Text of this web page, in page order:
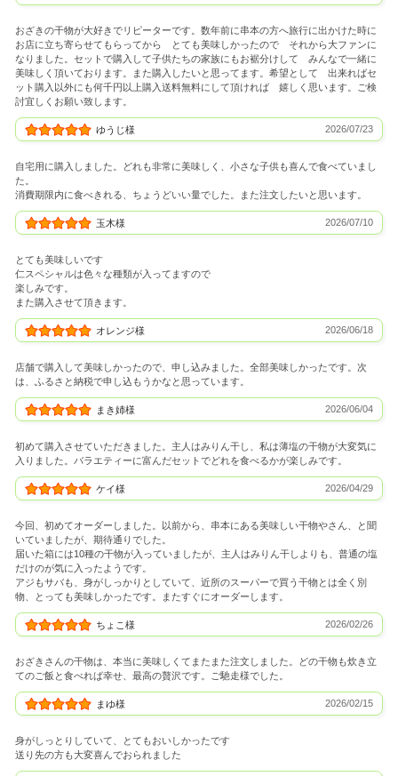
おざきの干物が大好きでリピーターです。数年前に串本の方へ旅行に出かけた時に
お店に立ち寄らせてもらってから とても美味しかったので それから大ファンに
なりました。セットで購入して子供たちの家族にもお裾分けして みんなで一緒に
美味しく頂いております。また購入したいと思ってます。希望として 出来ればセ
ット購入以外にも何千円以上購入送料無料にして頂ければ 嬉しく思います。ご検
討宜しくお願い致します。
ゆうじ様 2026/07/23
自宅用に購入しました。どれも非常に美味しく、小さな子供も喜んで食べていまし
た。
消費期限内に食べきれる、ちょうどいい量でした。また注文したいと思います。
玉木様 2026/07/10
とても美味しいです
仁スペシャルは色々な種類が入ってますので
楽しみです。
また購入させて頂きます。
オレンジ様 2026/06/18
店舗で購入して美味しかったので、申し込みました。全部美味しかったです。次
は、ふるさと納税で申し込もうかなと思っています。
まき姉様 2026/06/04
初めて購入させていただきました。主人はみりん干し、私は薄塩の干物が大変気に
入りました。バラエティーに富んだセットでどれを食べるかが楽しみです。
ケイ様 2026/04/29
今回、初めてオーダーしました。以前から、串本にある美味しい干物やさん、と聞
いていましたが、期待通りでした。
届いた箱には10種の干物が入っていましたが、主人はみりん干しよりも、普通の塩
だけのが気に入ったようです。
アジもサバも、身がしっかりとしていて、近所のスーパーで買う干物とは全く別
物、とっても美味しかったです。またすぐにオーダーします。
ちょこ様 2026/02/26
おざきさんの干物は、本当に美味しくてまたまた注文しました。どの干物も炊き立
てのご飯と食べれば幸せ、最高の贅沢です。ご馳走様でした。
まゆ様 2026/02/15
身がしっとりしていて、とてもおいしかったです
送り先の方も大変喜んでおられました